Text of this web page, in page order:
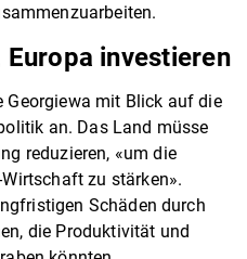
Europa investieren
Georgiewa mit Blick auf die
an. Das Land müsse
reduzieren, «um die
zu stärken».
Schäden durch
die Produktivität und